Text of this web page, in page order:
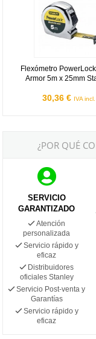
Flexómetro
Armor 5m x 25mm
30,36 € IVA incl.
¿POR QUÉ
SERVICIO
GARANTIZADO
Atención
personalizada
Servicio rápido y
eficaz
Distribuidores
oficiales Stanley
Servicio Post-venta y
Garantías
Servicio rápido y
eficaz